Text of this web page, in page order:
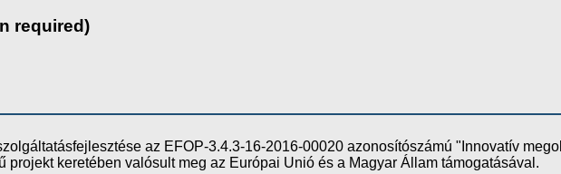
required)
az EFOP-3.4.3-16-2016-00020 azonosítószámú "Innovatív
projekt keretében valósult meg az Európai Unió és a Magyar Állam támogatásával.